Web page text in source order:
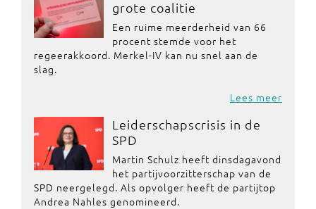
grote coalitie
Een ruime meerderheid van 66
procent stemde voor het
regeerakkoord. Merkel-IV kan nu snel aan de
slag.
Lees meer
Leiderschapscrisis in de
SPD
Martin Schulz heeft dinsdagavond
het partijvoorzitterschap van de
SPD neergelegd. Als opvolger heeft de partijtop
Andrea Nahles genomineerd.